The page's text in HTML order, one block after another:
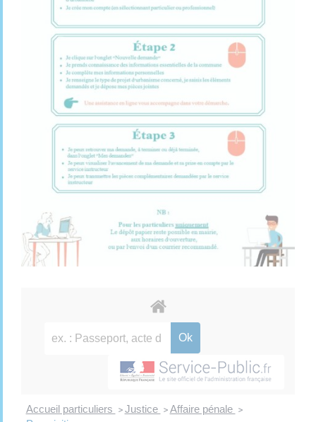
Accueil particuliers > Justice > Affaire pénale >